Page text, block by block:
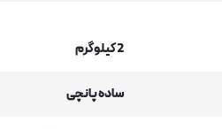
2 کیلوگرم
ساده پانچی